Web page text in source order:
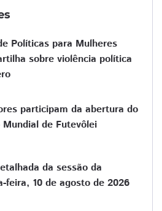
Políticas para Mulheres
sobre violência política
participam da abertura do
de Futevôlei
da sessão da
feira, 10 de agosto de 2026